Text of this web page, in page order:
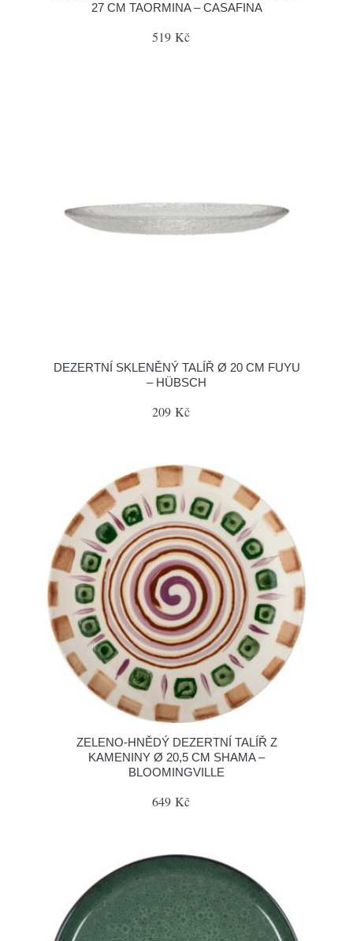
27 CM TAORMINA – CASAFINA
519 Kč
DEZERTNÍ SKLENĚNÝ TALÍŘ Ø 20 CM FUYU
– HÜBSCH
209 Kč
ZELENO-HNĚDÝ DEZERTNÍ TALÍŘ Z
KAMENINY Ø 20,5 CM SHAMA –
BLOOMINGVILLE
649 Kč